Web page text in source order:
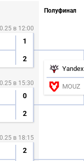
в 12:00
1
2
в 15:30
0
2
в 18:15
2
Полуфинал
Yandex
MOUZ